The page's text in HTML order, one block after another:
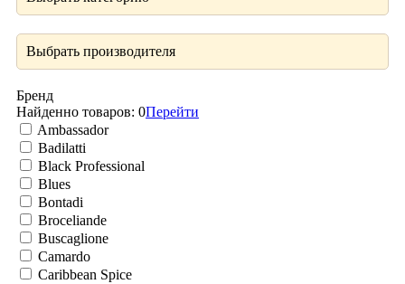
Выбрать производителя
Бренд
Найденно товаров: 0Перейти
Ambassador
Badilatti
Black Professional
Blues
Bontadi
Broceliande
Buscaglione
Camardo
Caribbean Spice